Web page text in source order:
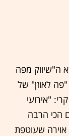
את נושא ה"שיווק מפה
לאוזן" של
"אירועי
הכי הרבה
אוירה שעוטפת